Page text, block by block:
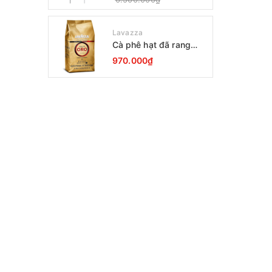
Lavazza
Cà phê hạt đã rang
Lavazza Oro Qualita
1000g
970.000₫